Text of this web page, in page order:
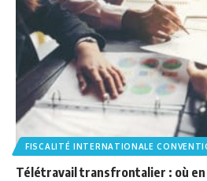
FISCALITÉ INTERNATIONALE
Télétravail transfrontalier : où en